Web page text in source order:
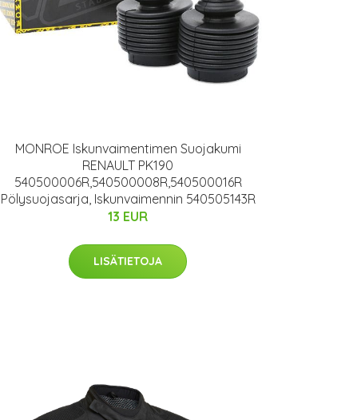
MONROE Iskunvaimentimen Suojakumi
RENAULT PK190
540500006R,540500008R,540500016R
Pölysuojasarja, Iskunvaimennin 540505143R
13 EUR
LISÄTIETOJA